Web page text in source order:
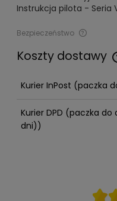
Instrukcja pilota - Seria
Bezpieczeństwo
Bezpieczeństwo
Drobnera 34
50-257 Wrocław, Polska
SELLTECH S.C. Dominik
Koszty dostawy
Cena nie zawiera
Kurier InPost (paczka
Kurier DPD (paczka
dni))